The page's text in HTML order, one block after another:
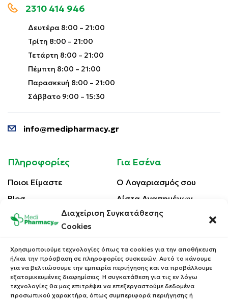
Διαχείριση Συγκατάθεσης
Cookies
Χρησιμοποιούμε τεχνολογίες όπως τα cookies για την αποθήκευση
ή/και την πρόσβαση σε πληροφορίες συσκευών. Αυτό το κάνουμε
για να βελτιώσουμε την εμπειρία περιήγησης και να προβάλλουμε
εξατομικευμένες διαφημίσεις. Η συγκατάθεση για τις εν λόγω
τεχνολογίες θα μας επιτρέψει να επεξεργαστούμε δεδομένα
προσωπικού χαρακτήρα, όπως συμπεριφορά περιήγησης ή
2310 414 946
Δευτέρα 8:00 – 21:00
Τρίτη 8:00 – 21:00
Τετάρτη 8:00 – 21:00
Πέμπτη 8:00 – 21:00
Παρασκευή 8:00 – 21:00
Σάββατο 9:00 – 15:30
info@medipharmacy.gr
Πληροφορίες
Ποιοι Είμαστε
Blog
Επικοινωνία
Πολιτική Απορρήτου
Τρόποι Αποστολής
Τρόποι Πληρωμής
Για Εσένα
Ο Λογαριασμός σου
Λίστα Αγαπημένων
Οι Παραγγελίες σου
Κέρδισε Κουπόνι
Έκπτωσης